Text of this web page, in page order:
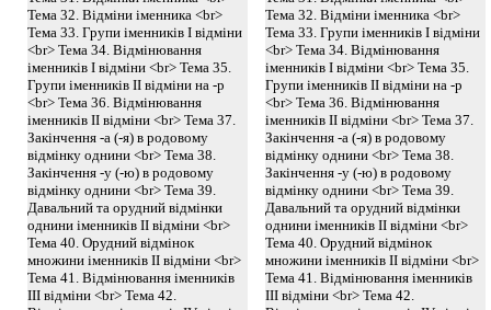
Тема 32. Відміни іменника <br>
Тема 33. Групи іменників І відміни
<br> Тема 34. Відмінювання
іменників І відміни <br> Тема 35.
Групи іменників II відміни на -р
<br> Тема 36. Відмінювання
іменників II відміни <br> Тема 37.
Закінчення -а (-я) в родовому
відмінку однини <br> Тема 38.
Закінчення -у (-ю) в родовому
відмінку однини <br> Тема 39.
Давальний та орудний відмінки
однини іменників II відміни <br>
Тема 40. Орудний відмінок
множини іменників II відміни <br>
Тема 41. Відмінювання іменників
III відміни <br> Тема 42.
Тема 32. Відміни іменника <br>
Тема 33. Групи іменників І відміни
<br> Тема 34. Відмінювання
іменників І відміни <br> Тема 35.
Групи іменників II відміни на -р
<br> Тема 36. Відмінювання
іменників II відміни <br> Тема 37.
Закінчення -а (-я) в родовому
відмінку однини <br> Тема 38.
Закінчення -у (-ю) в родовому
відмінку однини <br> Тема 39.
Давальний та орудний відмінки
однини іменників II відміни <br>
Тема 40. Орудний відмінок
множини іменників II відміни <br>
Тема 41. Відмінювання іменників
III відміни <br> Тема 42.